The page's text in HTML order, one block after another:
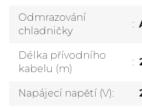
Odmrazování
chladničky
:
Délka přívodního
kabelu (m)
:
Napájecí napětí (V):